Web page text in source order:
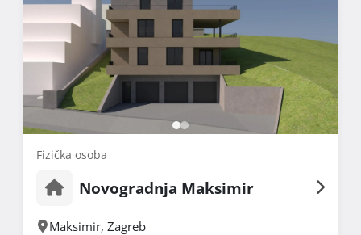
Fizička osoba
Novogradnja Maksimir
Maksimir, Zagreb